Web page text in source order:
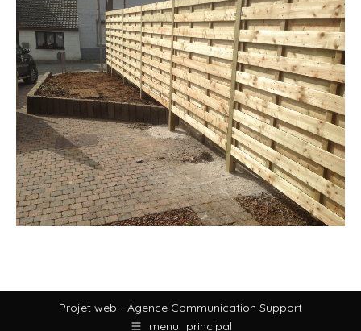
Projet web - Agence Communication Support
menu_principal